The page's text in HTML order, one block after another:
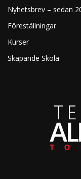
Nyhetsbrev – sedan
Föreställningar
Kurser
Skapande Skola